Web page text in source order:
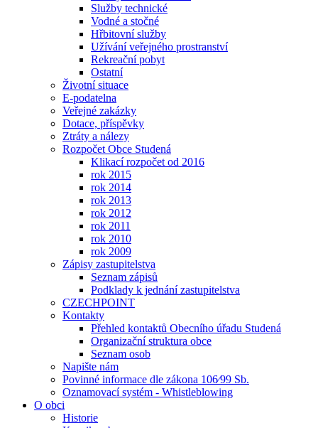
Služby technické
Vodné a stočné
Hřbitovní služby
Užívání veřejného prostranství
Rekreační pobyt
Ostatní
Životní situace
E-podatelna
Veřejné zakázky
Dotace, příspěvky
Ztráty a nálezy
Rozpočet Obce Studená
Klikací rozpočet od 2016
rok 2015
rok 2014
rok 2013
rok 2012
rok 2011
rok 2010
rok 2009
Zápisy zastupitelstva
Seznam zápisů
Podklady k jednání zastupitelstva
CZECHPOINT
Kontakty
Přehled kontaktů Obecního úřadu Studená
Organizační struktura obce
Seznam osob
Napište nám
Povinné informace dle zákona 106⁄99 Sb.
Oznamovací systém - Whistleblowing
O obci
Historie